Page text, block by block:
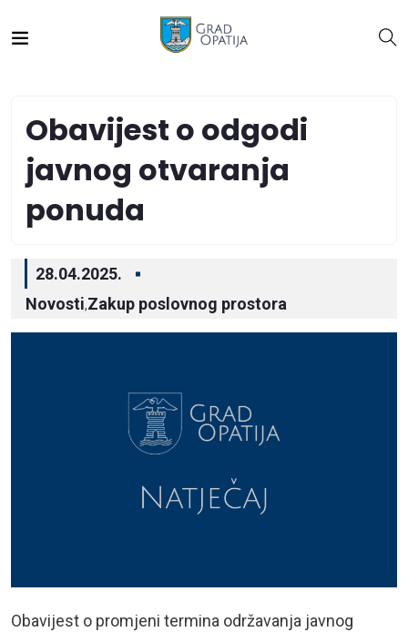
Obavijest o odgodi
javnog otvaranja
ponuda
28.04.2025.
Novosti,Zakup poslovnog prostora
Obavijest o promjeni termina održavanja javnog